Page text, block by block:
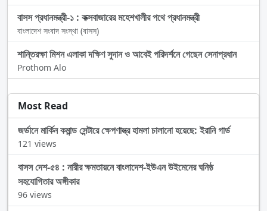
বাসস প্রধানমন্ত্রী-১ : কক্সবাজারের মহেশখালীর পথে প্রধানমন্ত্রী
বাংলাদেশ সংবাদ সংস্থা (বাসস)
শান্তিরক্ষা মিশন এলাকা দক্ষিণ সুদান ও আবেই পরিদর্শনে গেছেন সেনাপ্রধান
Prothom Alo
Most Read
জর্ডানে মার্কিন কমান্ড সেন্টারে ক্ষেপণাস্ত্র হামলা চালানো হয়েছে: ইরানি গার্ড
121 views
বাসস দেশ-৫৪ : নারীর ক্ষমতায়নে বাংলাদেশ-ইউএন উইমেনের ঘনিষ্ঠ
সহযোগিতার অঙ্গীকার
96 views